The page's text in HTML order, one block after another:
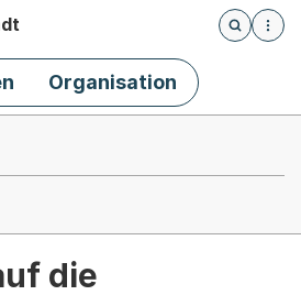
Öffnet
Organisation
die